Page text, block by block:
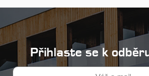
Přihlaste se k